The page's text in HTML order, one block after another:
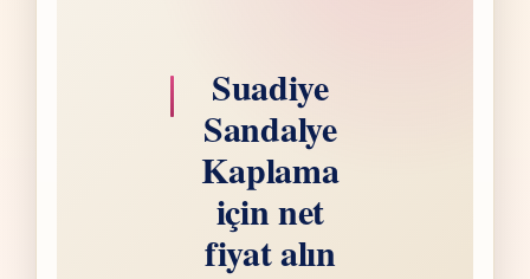
Suadiye
Sandalye
Kaplama
için net
fiyat alın